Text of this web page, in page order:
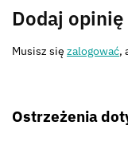
Dodaj opinię
Musisz się zalogować,
Ostrzeżenia